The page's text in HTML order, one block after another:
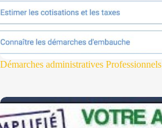
Démarches administratives Professionnels